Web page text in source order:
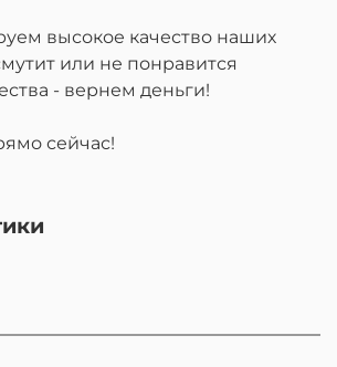
высокое качество наших
или не понравится
- вернем деньги!
сейчас!